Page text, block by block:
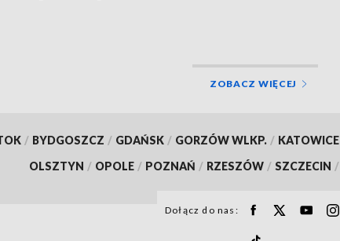
ZOBACZ WIĘCEJ
/ BYDGOSZCZ / GDAŃSK / GORZÓW WLKP. / KATOWICE
OLSZTYN / OPOLE / POZNAŃ / RZESZÓW / SZCZECIN /
Dołącz do nas: